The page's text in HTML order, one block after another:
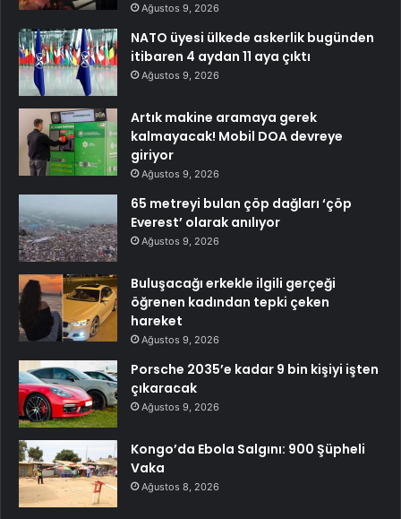
Ağustos 9, 2026
NATO üyesi ülkede askerlik bugünden
itibaren 4 aydan 11 aya çıktı
Ağustos 9, 2026
Artık makine aramaya gerek
kalmayacak! Mobil DOA devreye
giriyor
Ağustos 9, 2026
65 metreyi bulan çöp dağları ‘çöp
Everest’ olarak anılıyor
Ağustos 9, 2026
Buluşacağı erkekle ilgili gerçeği
öğrenen kadından tepki çeken
hareket
Ağustos 9, 2026
Porsche 2035’e kadar 9 bin kişiyi işten
çıkaracak
Ağustos 9, 2026
Kongo’da Ebola Salgını: 900 Şüpheli
Vaka
Ağustos 8, 2026